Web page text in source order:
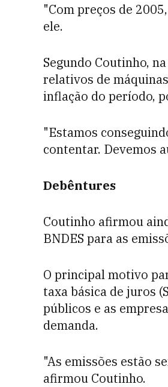
"Com preços de
ele.
Segundo Coutinho,
relativos de
inflação do período,
"Estamos
contentar. Devemos
Debêntures
Coutinho afirmou
BNDES para as
O principal motivo
taxa básica de juros
públicos e as
demanda.
"As emissões estão
afirmou Coutinho.